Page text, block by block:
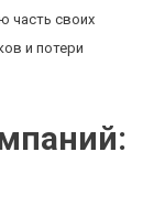
часть своих
и потери